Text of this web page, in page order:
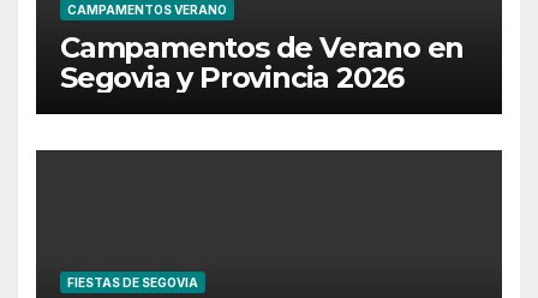
CAMPAMENTOS VERANO
Campamentos de Verano en
Segovia y Provincia 2026
FIESTAS DE SEGOVIA